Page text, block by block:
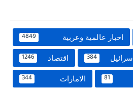
اخبار عالمية وعربية 4849
اسرائيل 384 اقتصاد 1246
81 الامارات 344